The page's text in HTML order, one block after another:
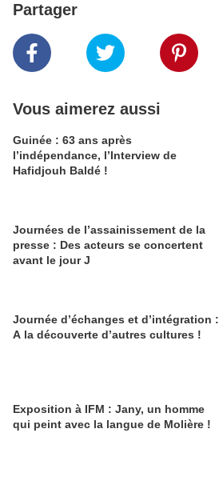
Partager
Vous aimerez aussi
Guinée : 63 ans après
l’indépendance, l’Interview de
Hafidjouh Baldé !
Journées de l’assainissement de la
presse : Des acteurs se concertent
avant le jour J
Journée d’échanges et d’intégration :
A la découverte d’autres cultures !
Exposition à IFM : Jany, un homme
qui peint avec la langue de Molière !